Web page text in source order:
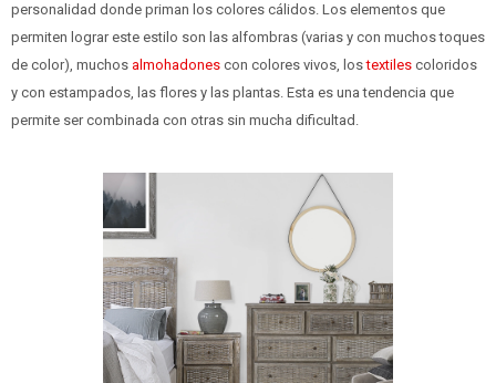
personalidad donde priman los colores cálidos. Los elementos que
permiten lograr este estilo son las alfombras (varias y con muchos toques
de color), muchos almohadones con colores vivos, lostextiles coloridos
y con estampados, las flores y las plantas. Esta es una tendencia que
permite ser combinada con otras sin mucha dificultad.